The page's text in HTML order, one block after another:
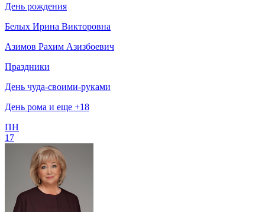
День рождения
Белых Ирина Викторовна
Азимов Рахим Азизбоевич
Праздники
День чуда-своими-руками
День рома и еще +18
ПН
17